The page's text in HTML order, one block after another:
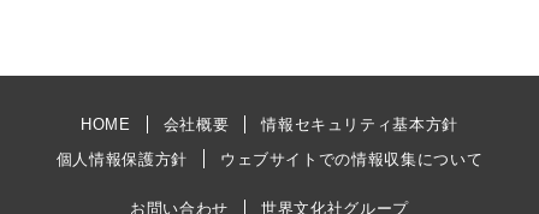
HOME 会社概要
情報セキュリティ基本方針
個人情報保護方針
ウェブサイトでの情報収集について
お問い合わせ 世界文化社グループ